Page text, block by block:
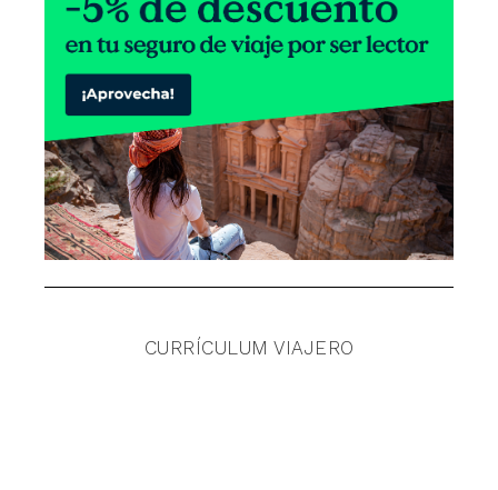
CURRÍCULUM VIAJERO